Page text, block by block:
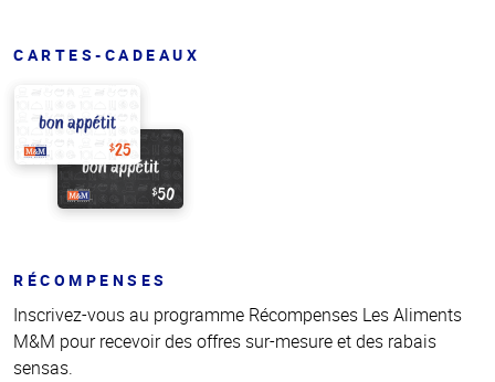
CARTES-CADEAUX
RÉCOMPENSES
Inscrivez-vous au programme Récompenses Les Aliments
M&M pour recevoir des offres sur-mesure et des rabais
sensas.